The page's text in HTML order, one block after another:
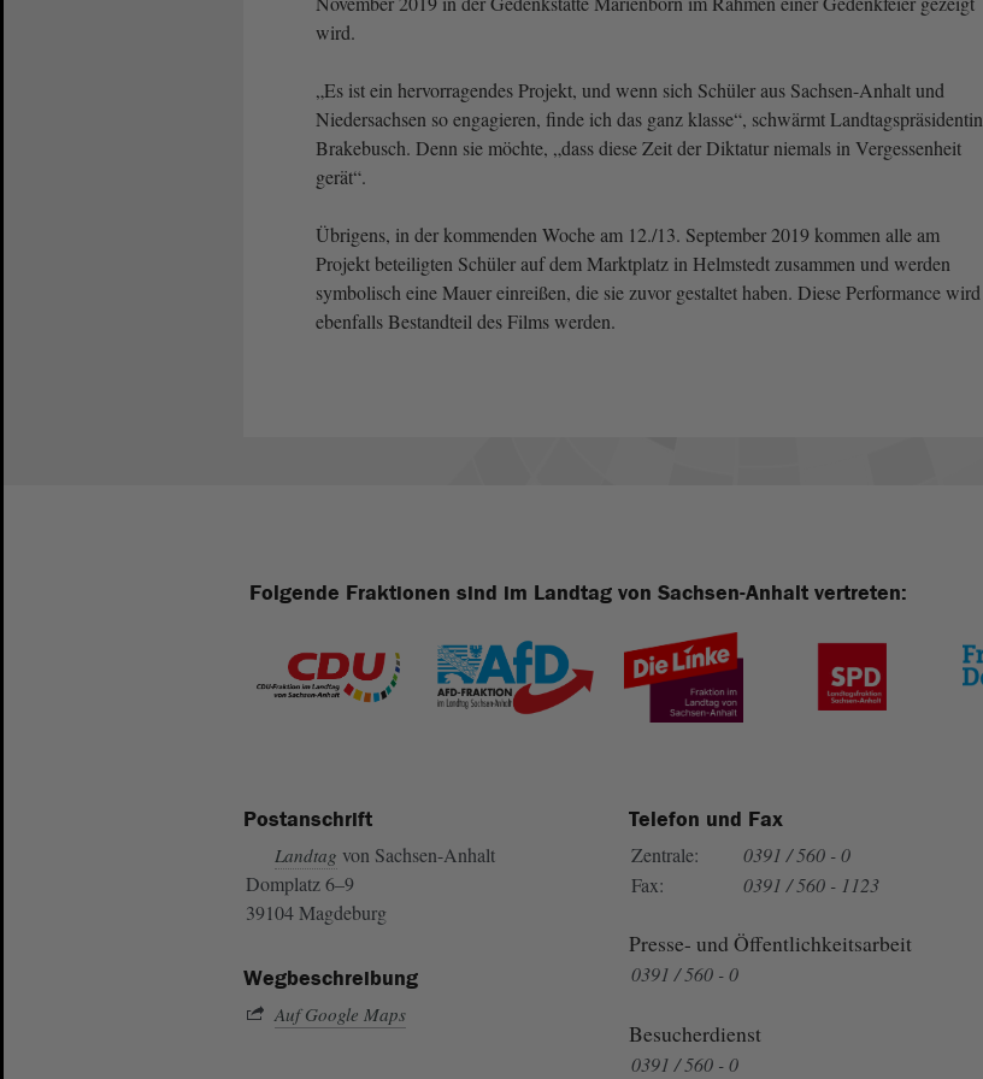
wird.
„Es ist ein hervorragendes Projekt, und wenn sich Schüler aus Sachsen-Anhalt und
Niedersachsen so engagieren, finde ich das ganz klasse“, schwärmt Landtagspräsidentin
Brakebusch. Denn sie möchte, „dass diese Zeit der Diktatur niemals in Vergessenheit
gerät“.
Übrigens, in der kommenden Woche am 12./13. September 2019 kommen alle am
Projekt beteiligten Schüler auf dem Marktplatz in Helmstedt zusammen und werden
symbolisch eine Mauer einreißen, die sie zuvor gestaltet haben. Diese Performance wird
ebenfalls Bestandteil des Films werden.
Folgende Fraktionen sind im Landtag von Sachsen-Anhalt vertreten:
Postanschrift
Landtag von Sachsen-Anhalt
Domplatz 6–9
39104 Magdeburg
Wegbeschreibung
Auf Google Maps
Telefon und Fax
Zentrale:
0391 / 560 - 0
Fax:
0391 / 560 - 1123
Presse- und Öffentlichkeitsarbeit
0391 / 560 - 0
Besucherdienst
0391 / 560 - 0